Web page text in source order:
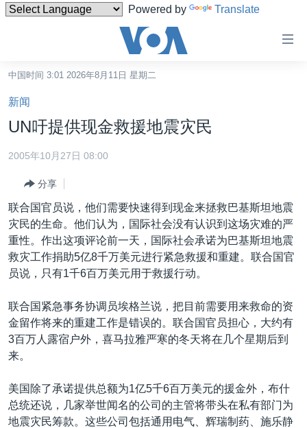
Powered by Translate
碍
链
转
容
跳
转
跳
到
港澳
国际
最新国际新闻
印太
欧洲
非洲
美洲
全球议题
分类新闻
经济·金融·贸易
科教·文娱·体健
军事
劳工
环境
美中关系
白宫要闻
国会报道
美中关系
美国建国250周年
埃博拉疫情
VOA视频
VOA今日焦点
中文广播
关注我们
中国时间 3:01 2026年8月11日 星期二
新闻
UN吁提供现金救援地震灾民
2005年10月27日 08:00
分享
联合国官员说，他们需要快速得到现金来拯救巴基斯坦地震
灾民的生命。他们认为，国际社会没有认识到这场灾难的严
重性。作出这项评论前一天，国际社会承诺为巴基斯坦地震
救灾工作捐助5亿8千万美元进行紧急救援和重建。联合国官
员说，只有1千6百万美元用于救援行动。
联合国紧急事务协调员埃格兰说，把目前需要用来救命的资
金留作将来的重建工作是错误的。联合国官员担心，大约有
3百万人露宿户外，喜马拉雅严寒的冬天将在几个星期后到
来。
美国除了承诺提供总额为1亿5千6百万美元的援金外，布什
总统还说，几家举世闻名的公司的主管将带头在私有部门为
地震灾民筹款。这些公司包括通用电气、辉瑞制药、施乐静